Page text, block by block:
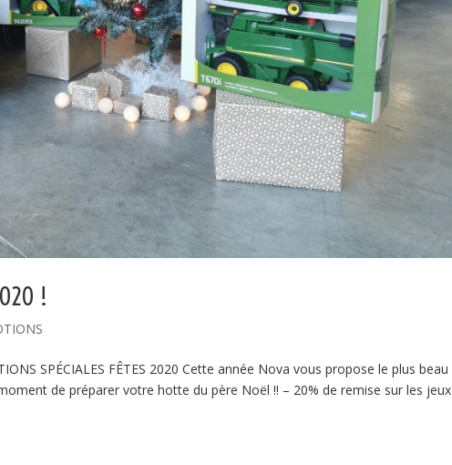
!
SPÉCIALES FÊTES 2020 Cette année Nova vous propose le plus beau
de préparer votre hotte du père Noël !! – 20% de remise sur les jeux